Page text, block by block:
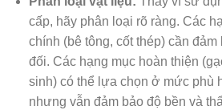
cấp, hãy phân loại rõ ràng. Các
chính (bê tông, cốt thép) cần
đối. Các hạng mục hoàn thiện
sinh) có thể lựa chọn ở mức phù
nhưng vẫn đảm bảo độ bền và